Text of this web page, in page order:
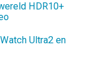
HDR10+
Ultra2 en